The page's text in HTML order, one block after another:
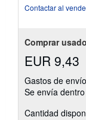
Contactar al
Comprar usado
EUR 9,43
Gastos de
Se envía
Cantidad